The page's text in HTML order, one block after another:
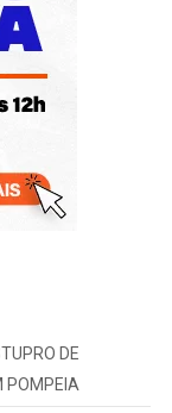
DE
POMPEIA